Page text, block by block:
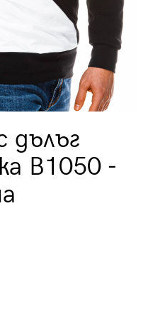
дълъг
B1050 -